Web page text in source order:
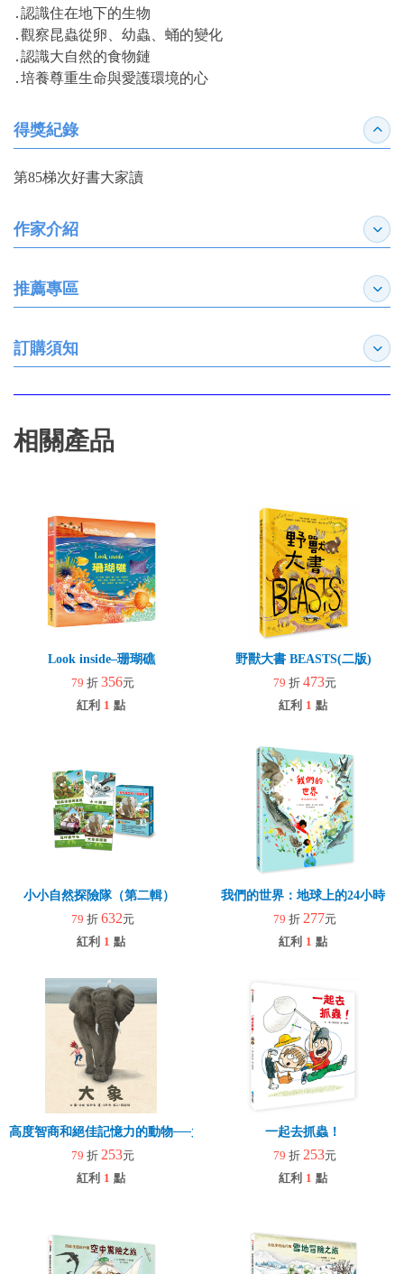
․認識住在地下的生物
․觀察昆蟲從卵、幼蟲、蛹的變化
․認識大自然的食物鏈
․培養尊重生命與愛護環境的心
得獎紀錄 收合
第85梯次好書大家讀
作家介紹 展開
推薦專區 展開
訂購須知 展開
相關產品
Look inside–珊瑚礁
79 折 356元
紅利 1 點
野獸大書 BEASTS(二版)
79 折 473元
紅利 1 點
小小自然探險隊（第二輯）
79 折 632元
紅利 1 點
我們的世界：地球上的24小時
79 折 277元
紅利 1 點
高度智商和絕佳記憶力的動物──大象
79 折 253元
紅利 1 點
一起去抓蟲！
79 折 253元
紅利 1 點